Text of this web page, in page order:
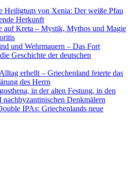
Heiligtum von Xenia: Der weiße Pfau
Herkunft
auf Kreta – Mystik, Mythos und Magie
und Wehrmauern – Das Fort
Geschichte der deutschen
erhellt – Griechenland feierte das
des Herrn
in der alten Festung, in den
nachbyzantinischen Denkmälern
IPAs: Griechenlands neue